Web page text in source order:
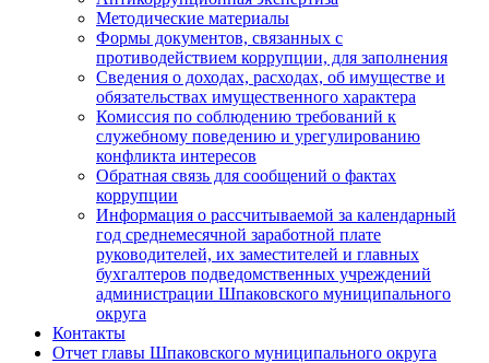
Методические материалы
Формы документов, связанных с
противодействием коррупции, для заполнения
Сведения о доходах, расходах, об имуществе и
обязательствах имущественного характера
Комиссия по соблюдению требований к
служебному поведению и урегулированию
конфликта интересов
Обратная связь для сообщений о фактах
коррупции
Информация о рассчитываемой за календарный
год среднемесячной заработной плате
руководителей, их заместителей и главных
бухгалтеров подведомственных учреждений
администрации Шпаковского муниципального
округа
Контакты
Отчет главы Шпаковского муниципального округа